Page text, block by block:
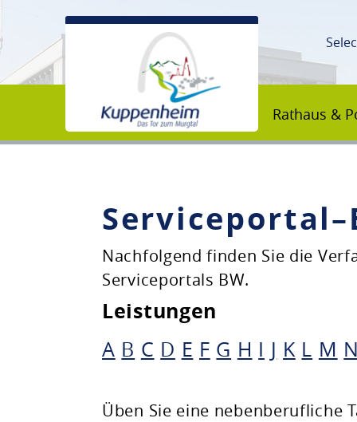
Rathaus &
Unsere Stadt
Rathaus & Politik
Nachfolgend finden Sie die
Serviceportals BW.
Leistungen
A B C D E F G H I J K L M N
Üben Sie eine nebenberufliche